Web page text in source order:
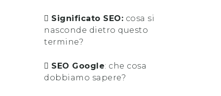
Significato SEO: cosa si
nasconde dietro questo
termine?
SEO Google: che cosa
dobbiamo sapere?